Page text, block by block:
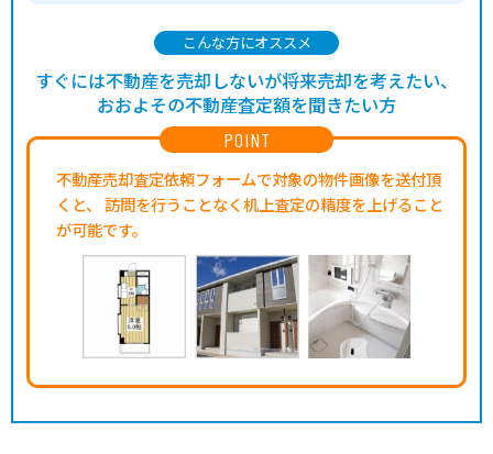
POINT
不動産売却査定依頼フォームで対象の物件画像を送付頂
くと、
訪問を行うことなく机上査定の精度を上げること
が可能です。
こんな方にオススメ
すぐには不動産を売却しないが将来売却を考えたい、
おおよその不動産査定額を聞きたい方